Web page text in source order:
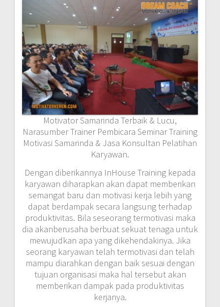
Motivator Samarinda Terbaik & Lucu,
Narasumber Trainer Pembicara Seminar Training
Motivasi Samarinda & Jasa Konsultan Pelatihan
Karyawan.
Dengan diberikannya InHouse Training kepada
karyawan diharapkan akan dapat memberikan
semangat baru dan motivasi kerja lebih yang
dapat berdampak secara langsung terhadap
produktivitas. Bila seseorang termotivasi maka
dia akanberusaha berbuat sekuat tenaga untuk
mewujudkan apa yang dikehendakinya. Jika
seorang karyawan telah termotivasi dan telah
mampu diarahkan dengan baik sesuai dengan
tujuan organisasi maka hal tersebut akan
memberikan dampak pada produktivitas
kerjanya.